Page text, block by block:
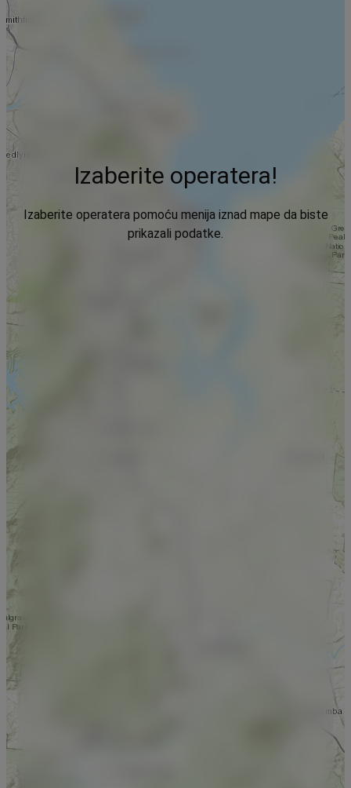
Izaberite operatera!
Izaberite operatera pomoću menija iznad mape da biste
prikazali podatke.